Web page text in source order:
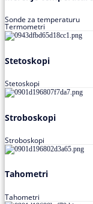
Sonde za temperaturu
Termometri
Stetoskopi
Stetoskopi
Stroboskopi
Stroboskopi
Tahometri
Tahometri